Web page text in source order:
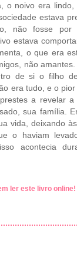
o noivo era lindo,
estava
não fosse por
estava
o que era
não amantes.
de si o filho
era tudo, e o pior
a revelar a
sua família.
vida, deixando
o haviam
acontecia
ler este livro online!